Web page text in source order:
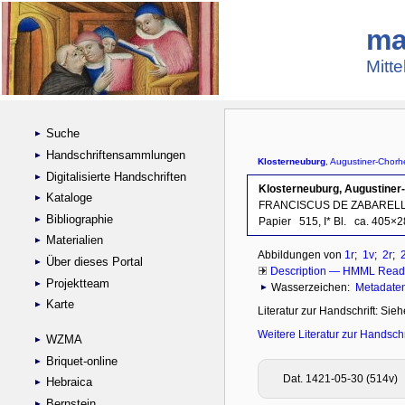
Suche
Handschriftensammlungen
Digitalisierte Handschriften
Kataloge
Bibliographie
Materialien
Über dieses Portal
Projektteam
Karte
WZMA
Briquet-online
Hebraica